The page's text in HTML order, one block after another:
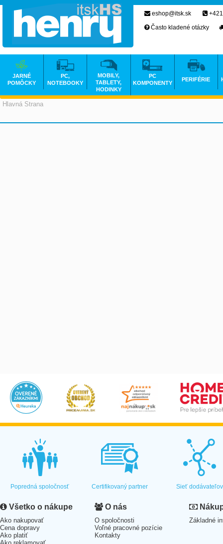
Hlavná Strana
eshop@itsk.sk
Často kladené otázky
JARNÉ
POMÔCKY
PC,
NOTEBOOKY
MOBILY,
TABLETY,
HODINKY
PC
KOMPONENTY
PERIFÉRIE
Popredná spoločnosť Certifikovaný partner Sieť dodávateľov
Všetko o nákupe
Ako nakupovať
Cena dopravy
Ako platiť
O nás
O spoločnosti
Voľné pracovné pozície
Kontakty
Základné